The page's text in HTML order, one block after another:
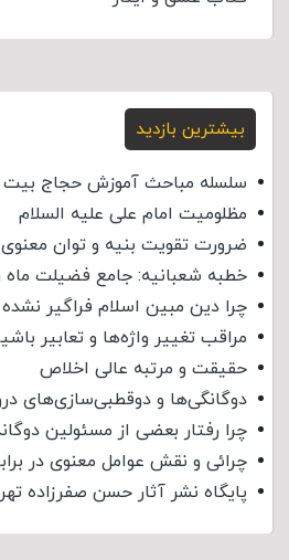
بیشترین بازدید
سلسله مباحث آموزش حجاج بیت
مظلومیت امام علی علیه السلام
ضرورت تقویت بنیه و توان
خطبه شعبانیه: جامع فضیلت
چرا دین مبین اسلام فراگیر
مراقب تغییر واژه‌ها و تعابیر
حقیقت و مرتبه عالی اخلاص
دوگانگی‌ها و دوقطبی‌سازی‌های
چرا رفتار بعضی از مسئولین
چرائی و نقش عوامل معنوی در
پایگاه نشر آثار حسن صفرزاده